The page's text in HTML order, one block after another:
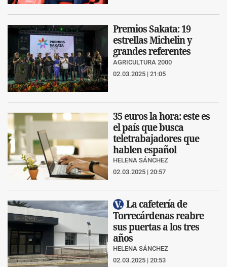
Premios Sakata: 19
estrellas Michelin y
grandes referentes
AGRICULTURA 2000
02.03.2025 | 21:05
35 euros la hora: este es
el país que busca
teletrabajadores que
hablen español
HELENA SÁNCHEZ
02.03.2025 | 20:57
La cafetería de
Torrecárdenas reabre
sus puertas a los tres
años
HELENA SÁNCHEZ
02.03.2025 | 20:53